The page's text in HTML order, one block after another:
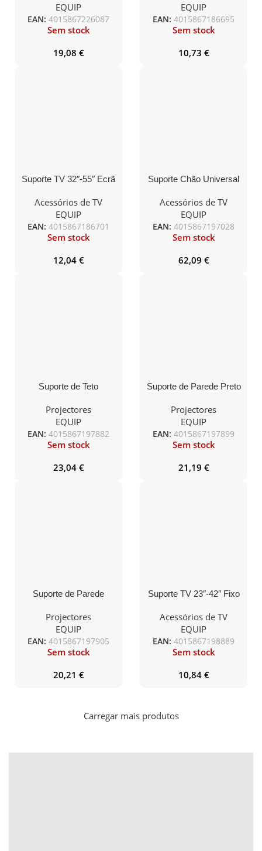
EQUIP
EAN: 4015867226087
Sem stock
19,08 €
EQUIP
EAN: 4015867186695
Sem stock
10,73 €
Suporte TV 32″-55″ Ecrã
Acessórios de TV
EQUIP
EAN: 4015867186701
Sem stock
12,04 €
Suporte Chão Universal
Acessórios de TV
EQUIP
EAN: 4015867197028
Sem stock
62,09 €
Suporte de Teto
Aluminio Rotação 360º,
Inclinável 15º
Projectores
EQUIP
EAN: 4015867197882
Sem stock
23,04 €
Suporte de Parede Preto
Projectores
EQUIP
EAN: 4015867197899
Sem stock
21,19 €
Suporte de Parede
Universal
Projectores
EQUIP
EAN: 4015867197905
Sem stock
20,21 €
Suporte TV 23″-42″ Fixo
Design
Acessórios de TV
EQUIP
EAN: 4015867198889
Sem stock
10,84 €
Carregar mais produtos